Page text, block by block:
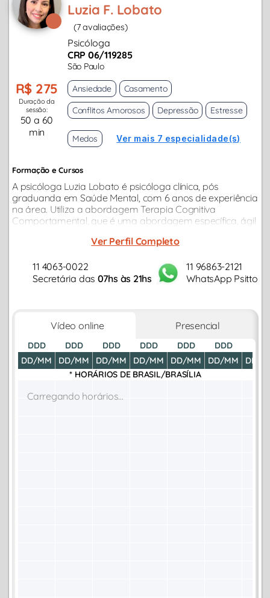
Luzia F. Lobato
(7 avaliações)
Psicóloga
CRP 06/119285
São Paulo
R$ 275
Duração da
sessão:
50 a 60
min
Ansiedade
Casamento
Conflitos Amorosos
Depressão Estresse
Medos Ver mais 7 especialidade(s)
Formação e Cursos
A psicóloga Luzia Lobato é psicóloga clínica, pós
graduanda em Saúde Mental, com 6 anos de experiência
na área. Utiliza a abordagem Terapia Cognitiva
Comportamental, que é uma abordagem específica, ágil
amenização de sofrimento psicológico.
Ver Perfil Completo
11 4063-0022
Secretária das 07hs às 21hs
11 96863-2121
WhatsApp Psitto
Vídeo online Presencial
DDD
DD/MM
DDD
DD/MM
DDD
DD/MM
DDD
DD/MM
DDD
DD/MM
DDD
DD/MM
DD/
* HORÁRIOS DE BRASIL/BRASÍLIA
Carregando horários...